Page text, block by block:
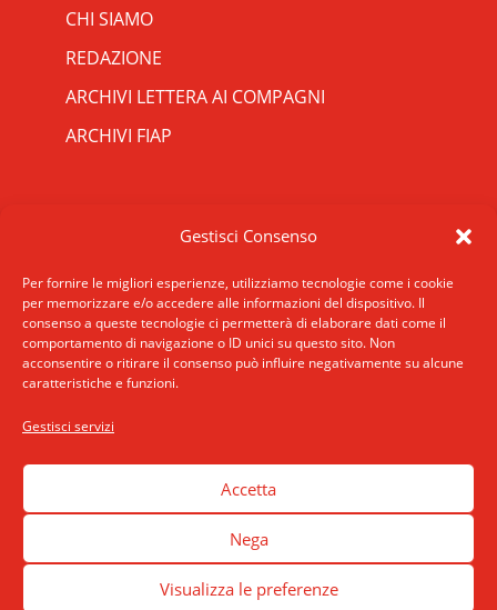
Gestisci Consenso
Per fornire le migliori esperienze, utilizziamo tecnologie come i cookie
per memorizzare e/o accedere alle informazioni del dispositivo. Il
consenso a queste tecnologie ci permetterà di elaborare dati come il
comportamento di navigazione o ID unici su questo sito. Non
acconsentire o ritirare il consenso può influire negativamente su alcune
caratteristiche e funzioni.
Gestisci servizi
Accetta
Nega
Visualizza le preferenze
CHI SIAMO
REDAZIONE
ARCHIVI LETTERA AI COMPAGNI
ARCHIVI FIAP
INDIRIZZO
ROMA: Via San Francesco di Sales 5, 00165
Roma
MILANO: Via E. De Amicis 17, 20123 Milano
accessibilita
+A
Alto Contrasto
Modalità Scura
Disattiva Immagini
Evidenzia Link
Modalità Lettura
Guida Lettura